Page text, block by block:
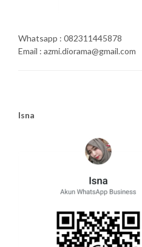
Whatsapp : 082311445878
Email : azmi.diorama@gmail.com
Isna